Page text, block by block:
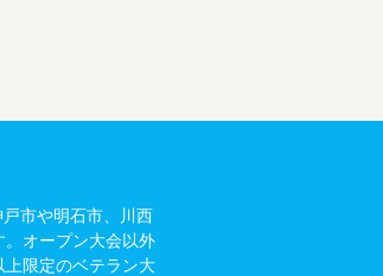
市や明石市、川西
オープン大会以外
限定のベテラン大